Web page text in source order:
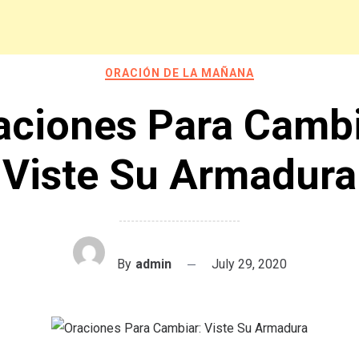
ORACIÓN DE LA MAÑANA
Para
Viste Su Armadura
By admin July 29, 2020